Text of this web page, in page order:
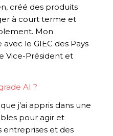
créé des produits
à court terme et
Mon
le GIEC des Pays
Vice-Président et
AI ?
j’ai appris dans une
pour agir et
entreprises et des